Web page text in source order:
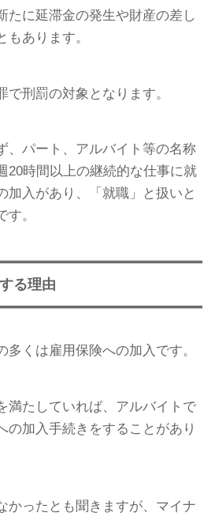
たに延滞金の発生や財産の差し
あります。
刑罰の対象となります。
、パート、アルバイト等の名称
20時間以上の継続的な仕事に就
加入があり、「就職」と扱いと
。
る理由
多くは雇用保険への加入です。
満たしていれば、アルバイトで
の加入手続きをすることがあり
かったとも聞きますが、マイナ